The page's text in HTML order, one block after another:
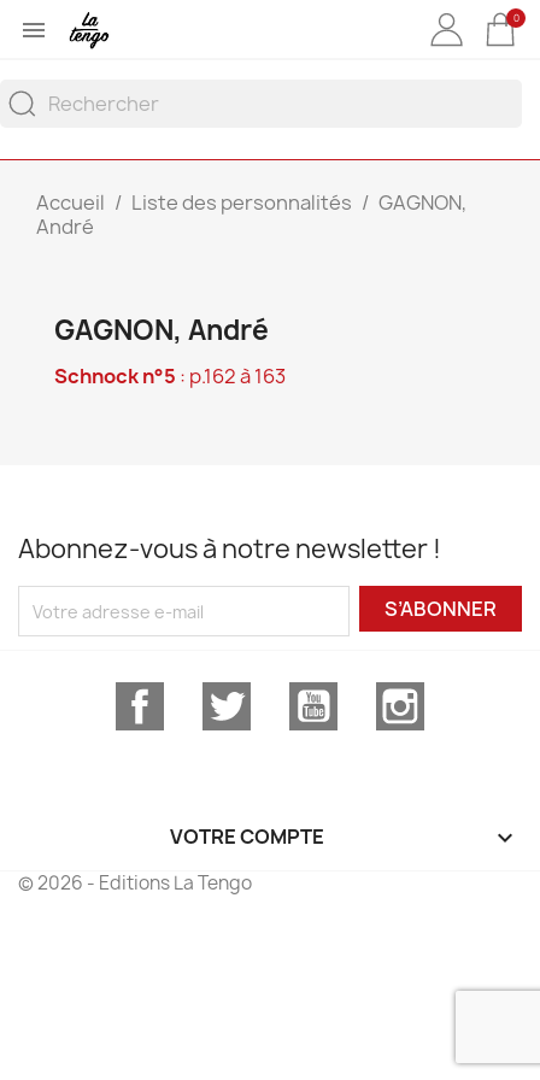
 0
Accueil Liste des personnalités
GAGNON,
André
GAGNON, André
Schnock n°5 : p.162 à 163
Abonnez-vous à notre newsletter !
S’ABONNER
Facebook Twitter YouTube
VOTRE COMPTE 
© 2026 - Editions La Tengo